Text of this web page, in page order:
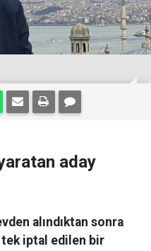
aday
alındıktan sonra
iptal edilen bir